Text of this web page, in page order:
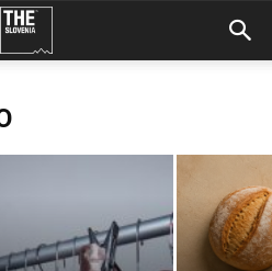
– prilagodljiva
z nižjimi stroški